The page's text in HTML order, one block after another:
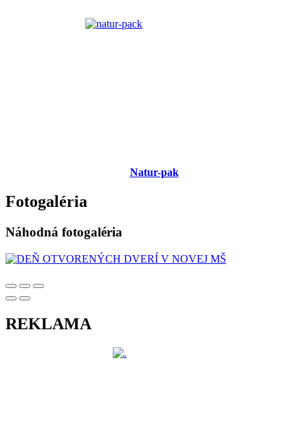
Natur-pak
Fotogaléria
Náhodná fotogaléria
REKLAMA